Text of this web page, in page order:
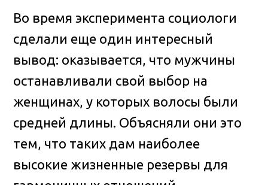
Во время эксперимента социологи
сделали еще один интересный
вывод: оказывается, что мужчины
останавливали свой выбор на
женщинах, у которых волосы были
средней длины. Объясняли они это
тем, что таких дам наиболее
высокие жизненные резервы для